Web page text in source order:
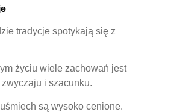
tradycje spotykają się z
życiu wiele zachowań jest
i szacunku.
uśmiech są wysoko cenione.